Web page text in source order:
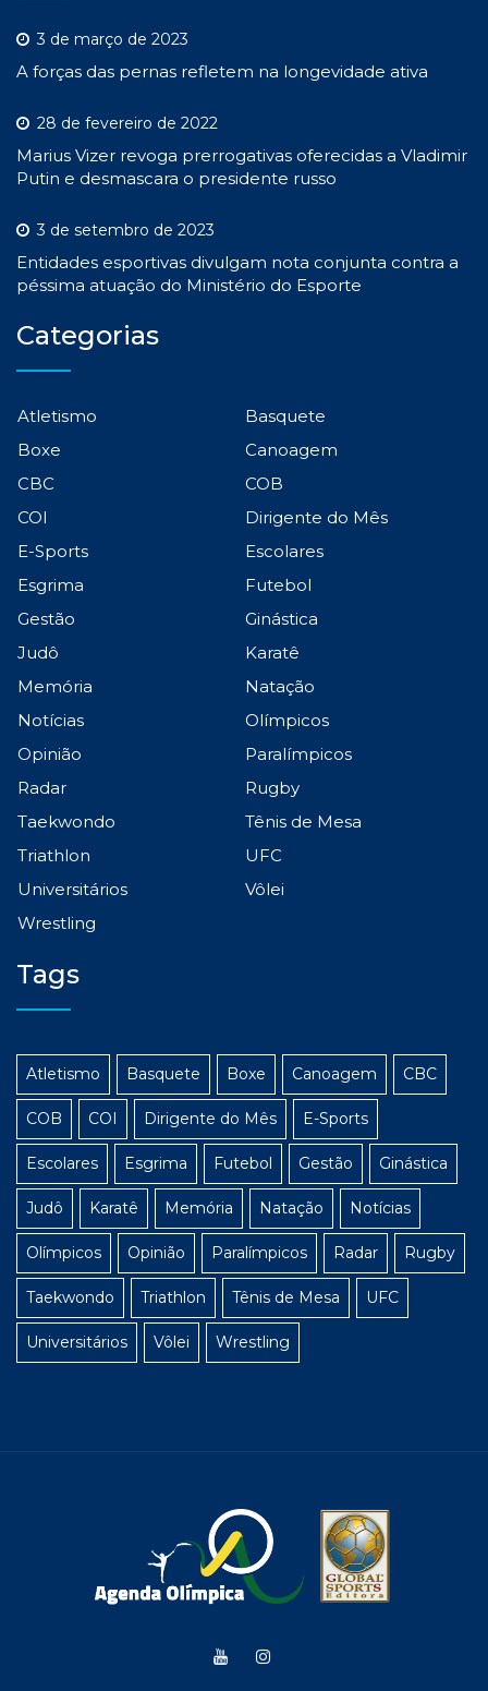
3 de março de 2023
A forças das pernas refletem na longevidade ativa
28 de fevereiro de 2022
Marius Vizer revoga prerrogativas oferecidas a Vladimir
Putin e desmascara o presidente russo
3 de setembro de 2023
Entidades esportivas divulgam nota conjunta contra a
péssima atuação do Ministério do Esporte
Categorias
Atletismo
Basquete
Boxe
Canoagem
CBC
COB
COI
Dirigente do Mês
E-Sports
Escolares
Esgrima
Futebol
Gestão
Ginástica
Judô
Karatê
Memória
Natação
Notícias
Olímpicos
Opinião
Paralímpicos
Radar
Rugby
Taekwondo
Tênis de Mesa
Triathlon
UFC
Universitários
Vôlei
Wrestling
Tags
Atletismo Basquete Boxe Canoagem CBC
COB COI Dirigente do Mês E-Sports
Escolares Esgrima Futebol Gestão Ginástica
Judô Karatê Memória Natação Notícias
Olímpicos Opinião Paralímpicos Radar Rugby
Taekwondo Triathlon Tênis de Mesa UFC
Universitários Vôlei Wrestling